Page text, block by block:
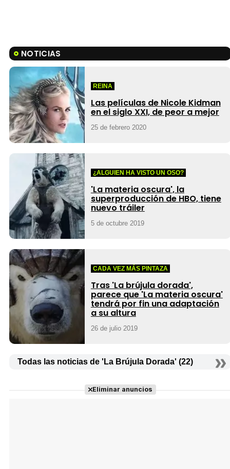
NOTICIAS
REINA
Las películas de Nicole Kidman
en el siglo XXI, de peor a mejor
25 de febrero 2020
¿ALGUIEN HA VISTO UN OSO?
'La materia oscura', la
superproducción de HBO, tiene
nuevo tráiler
5 de octubre 2019
CADA VEZ MÁS PINTAZA
Tras 'La brújula dorada',
parece que 'La materia oscura'
tendrá por fin una adaptación
a su altura
26 de julio 2019
Todas las noticias de 'La Brújula Dorada' (22)
Eliminar anuncios